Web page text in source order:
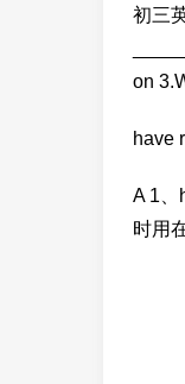
初三
on
have
A 1、
时用